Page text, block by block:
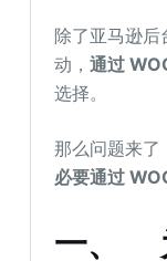
除了亚马逊
动，通过
选择。
那么问题来了
必要通过
一、